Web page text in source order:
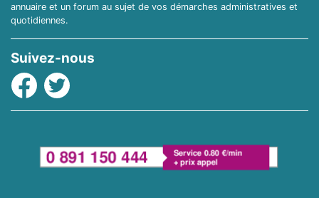
annuaire et un forum au sujet de vos démarches administratives et
quotidiennes.
Suivez-nous
Facebook
Twitter